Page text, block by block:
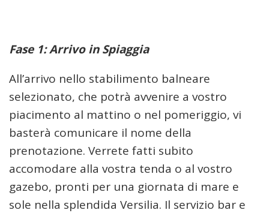
Fase 1: Arrivo in Spiaggia
All’arrivo nello stabilimento balneare
selezionato, che potrà avvenire a vostro
piacimento al mattino o nel pomeriggio, vi
basterà comunicare il nome della
prenotazione. Verrete fatti subito
accomodare alla vostra tenda o al vostro
gazebo, pronti per una giornata di mare e
sole nella splendida Versilia. Il servizio bar e